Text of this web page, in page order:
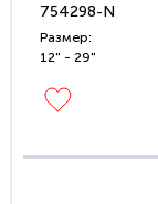
754298-N
Размер:
12" - 29"